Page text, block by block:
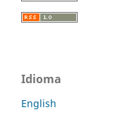
Idioma
English